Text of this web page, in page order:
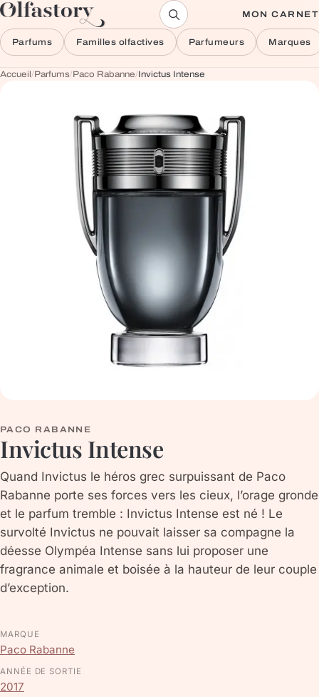
Aller au contenu MON CARNET
Parfums Familles olfactives Parfumeurs Marques
Accueil/Parfums/Paco Rabanne/Invictus Intense
PACO RABANNE
Invictus Intense
Quand Invictus le héros grec surpuissant de Paco
Rabanne porte ses forces vers les cieux, l’orage gronde
et le parfum tremble : Invictus Intense est né ! Le
survolté Invictus ne pouvait laisser sa compagne la
déesse Olympéa Intense sans lui proposer une
fragrance animale et boisée à la hauteur de leur couple
d’exception.
MARQUE
Paco Rabanne
ANNÉE DE SORTIE
2017